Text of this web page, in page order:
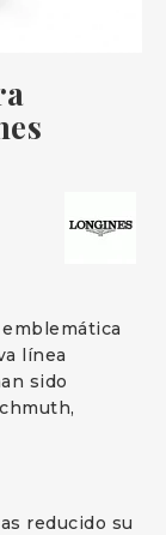
línea
sido
reducido su